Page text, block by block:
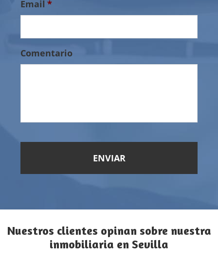
Email *
Comentario
Nuestros clientes opinan sobre nuestra
inmobiliaria en Sevilla